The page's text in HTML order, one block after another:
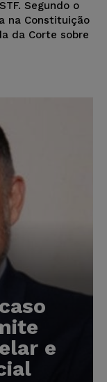
Segundo o
na Constituição
da Corte sobre
e